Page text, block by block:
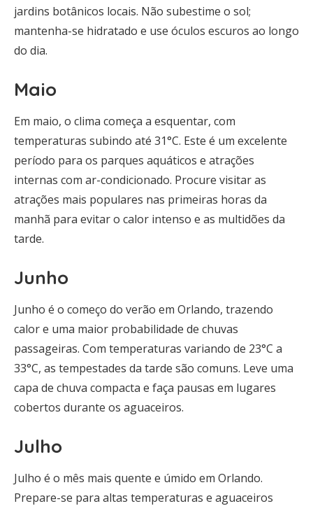
jardins botânicos locais. Não subestime o sol;
mantenha-se hidratado e use óculos escuros ao longo
do dia.
Maio
Em maio, o clima começa a esquentar, com
temperaturas subindo até 31°C. Este é um excelente
período para os parques aquáticos e atrações
internas com ar-condicionado. Procure visitar as
atrações mais populares nas primeiras horas da
manhã para evitar o calor intenso e as multidões da
tarde.
Junho
Junho é o começo do verão em Orlando, trazendo
calor e uma maior probabilidade de chuvas
passageiras. Com temperaturas variando de 23°C a
33°C, as tempestades da tarde são comuns. Leve uma
capa de chuva compacta e faça pausas em lugares
cobertos durante os aguaceiros.
Julho
Julho é o mês mais quente e úmido em Orlando.
Prepare-se para altas temperaturas e aguaceiros